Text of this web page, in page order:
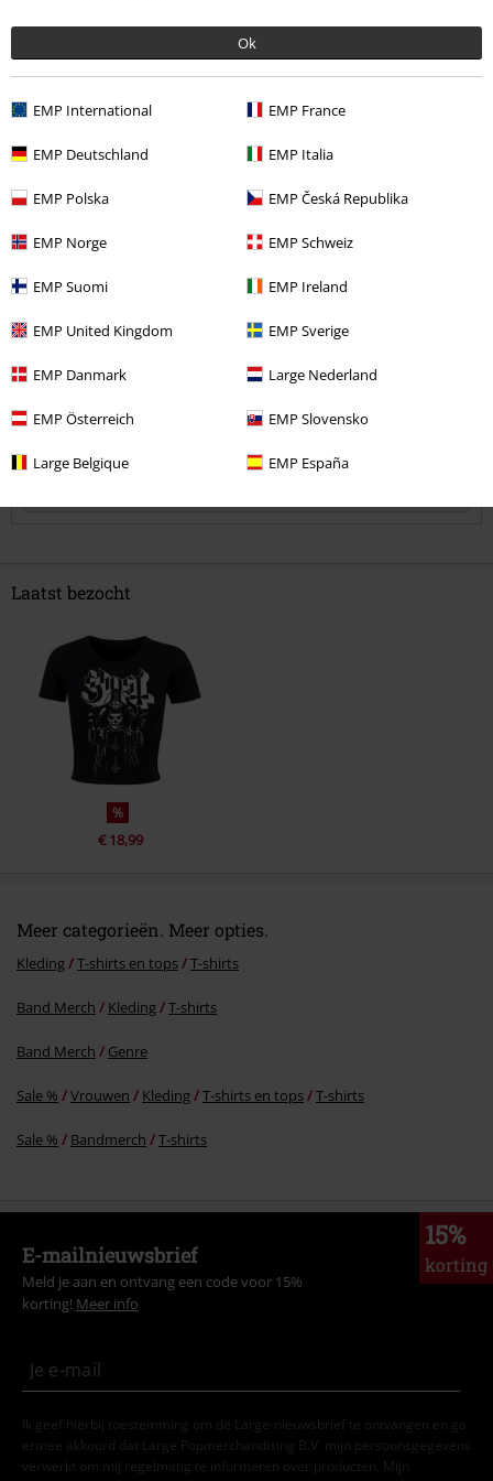
Ok
EMP International EMP France
EMP Deutschland EMP Italia
EMP Polska EMP Česká Republika
EMP Norge EMP Schweiz
EMP Suomi EMP Ireland
EMP United Kingdom EMP Sverige
EMP Danmark Large Nederland
EMP Österreich EMP Slovensko
Large Belgique EMP España
Kwaliteit
Ontwerp
Pasvorm
Te nauw
Perfect
Lengte
Commentaar versturen
Laatst bezocht
%
€ 18,99
Meer categorieën. Meer opties.
Kleding T-shirts en tops T-shirts
Band Merch Kleding T-shirts
Band Merch Genre
Sale % Vrouwen Kleding T-shirts en tops T-shirts
Sale % Bandmerch T-shirts
15%
korting
E-mailnieuwsbrief
Meld je aan en ontvang een code voor 15%
korting! Meer info
Ik geef hierbij toestemming om de Large-nieuwsbrief te ontvangen en ga
ermee akkoord dat Large Popmerchandising B.V. mijn persoonsgegevens
verwerkt om mij regelmatig te informeren over producten. Mijn